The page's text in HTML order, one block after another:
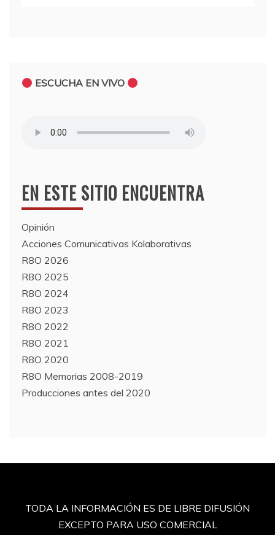
ESCUCHA EN VIVO
EN ESTE SITIO ENCUENTRA
Opinión
Acciones Comunicativas Kolaborativas
R8O 2026
R8O 2025
R8O 2024
R8O 2023
R8O 2022
R8O 2021
R8O 2020
R8O Memorias 2008-2019
Producciones antes del 2020
TODA LA INFORMACIÓN ES DE LIBRE DIFUSIÓN
EXCEPTO PARA USO COMERCIAL